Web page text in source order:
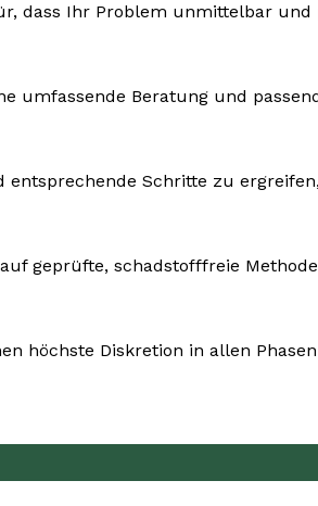
dass Ihr Problem unmittelbar und
umfassende Beratung und
Schritte zu
geprüfte, schadstofffreie
höchste Diskretion in allen